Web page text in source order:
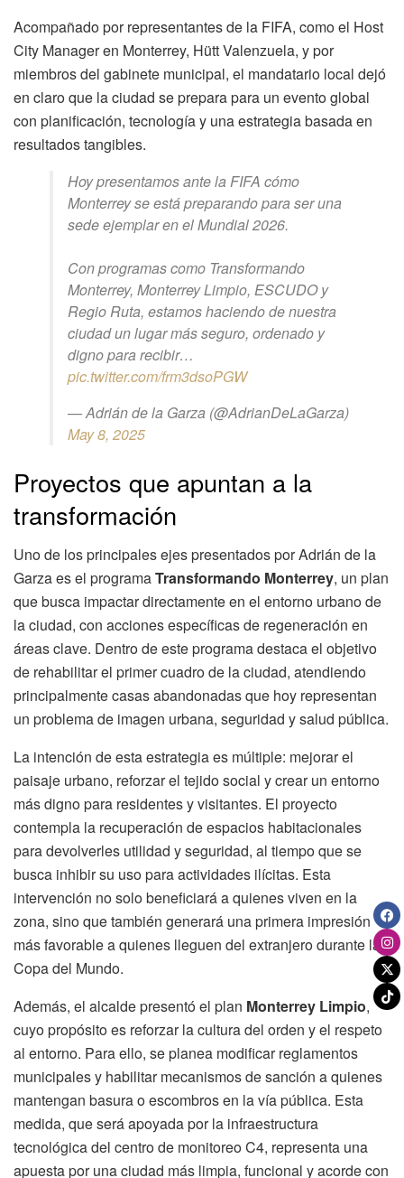
Acompañado por representantes de la FIFA, como el Host
City Manager en Monterrey, Hütt Valenzuela, y por
miembros del gabinete municipal, el mandatario local dejó
en claro que la ciudad se prepara para un evento global
con planificación, tecnología y una estrategia basada en
resultados tangibles.
Hoy presentamos ante la FIFA cómo
Monterrey se está preparando para ser una
sede ejemplar en el Mundial 2026.
Con programas como Transformando
Monterrey, Monterrey Limpio, ESCUDO y
Regio Ruta, estamos haciendo de nuestra
ciudad un lugar más seguro, ordenado y
digno para recibir…
pic.twitter.com/frm3dsoPGW
— Adrián de la Garza (@AdrianDeLaGarza)
May 8, 2025
Proyectos que apuntan a la
transformación
Uno de los principales ejes presentados por Adrián de la
Garza es el programaTransformando Monterrey, un plan
que busca impactar directamente en el entorno urbano de
la ciudad, con acciones específicas de regeneración en
áreas clave. Dentro de este programa destaca el objetivo
de rehabilitar el primer cuadro de la ciudad, atendiendo
principalmente casas abandonadas que hoy representan
un problema de imagen urbana, seguridad y salud pública.
La intención de esta estrategia es múltiple: mejorar el
paisaje urbano, reforzar el tejido social y crear un entorno
más digno para residentes y visitantes. El proyecto
contempla la recuperación de espacios habitacionales
para devolverles utilidad y seguridad, al tiempo que se
busca inhibir su uso para actividades ilícitas. Esta
intervención no solo beneficiará a quienes viven en la
zona, sino que también generará una primera impresión
más favorable a quienes lleguen del extranjero durante la
Copa del Mundo.
Además, el alcalde presentó el plan Monterrey Limpio,
cuyo propósito es reforzar la cultura del orden y el respeto
al entorno. Para ello, se planea modificar reglamentos
municipales y habilitar mecanismos de sanción a quienes
mantengan basura o escombros en la vía pública. Esta
medida, que será apoyada por la infraestructura
tecnológica del centro de monitoreo C4, representa una
apuesta por una ciudad más limpia, funcional y acorde con